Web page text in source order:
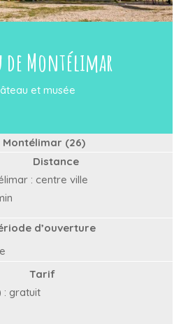
de Montélimar
et musée
Montélimar (26)
Distance
: centre ville
d’ouverture
Tarif
: gratuit